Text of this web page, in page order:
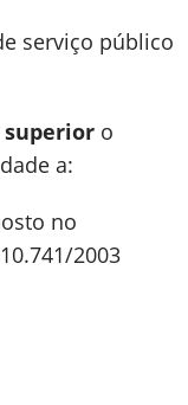
serviço público
o
a:
no
2003